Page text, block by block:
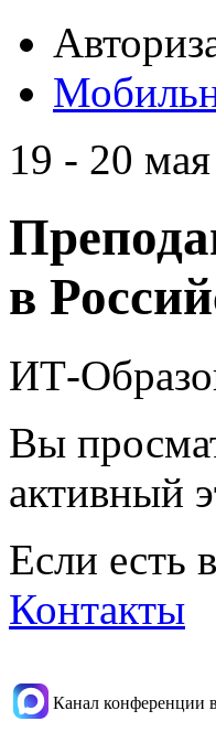
19 - 20
в
ИТ-
Вы
активный
Если есть
Контакты
Канал конференции в